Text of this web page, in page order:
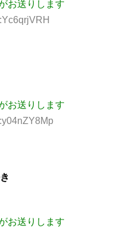
お送りします
お送りします
お送りします